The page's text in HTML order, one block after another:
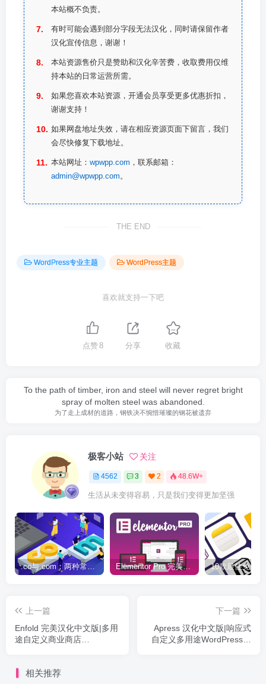
本站概不负责。
有时可能会遇到部分字段无法汉化，同时请保留作者
汉化宣传信息，谢谢！
本站资源售价只是赞助和汉化辛苦费，收取费用仅维
持本站的日常运营所需。
如果您喜欢本站资源，开通会员享受更多优惠折扣，
谢谢支持！
如果网盘地址失效，请在相应资源页面下留言，我们
会尽快修复下载地址。
本站网址： wpwpp.com ，联系邮箱：
admin@wpwpp.com 。
THE END
WordPress专业主题 WordPress主题
喜欢就支持一下吧
点赞8 分享 收藏
To the path of timber, iron and steel will never regret bright
spray of molten steel was abandoned.
为了走上成材的道路，钢铁决不惋惜璀璨的钢花被遗弃
极客小站 关注
4562 3 2 48.6W+
生活从未变得容易，只是我们变得更加坚强
.co与.com：两种常用域名后缀名完全指南 Elementor Pro 完美汉化中文版（含全套模板）|可视化编辑页面自定义设计WordPress插件
上一篇
Enfold 完美汉化中文版|多用
途自定义商业商店
下一篇
Apress 汉化中文版|响应式
自定义多用途WordPress企
相关推荐